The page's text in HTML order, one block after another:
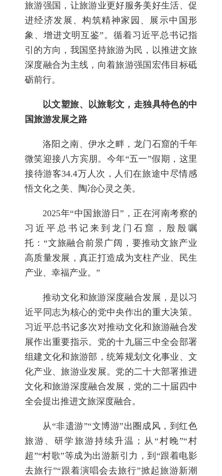
旅游强国，让旅游业更好服务美好生活、促
进经济发展、构筑精神家园、展示中国形
象、增进文明互鉴”。循着习近平总书记指
引的方向，我国坚持旅游为民，以推进文旅
深度融合为主线，向着旅游强国宏伟目标砥
砺前行。
以文塑旅、以旅彰文，走独具特色的中
国旅游发展之路
洛阳之南、伊水之畔，龙门石窟的千年
微笑迎接八方宾朋。今年“五一”假期，这里
接待游客34.4万人次，人们在旅途中尽情感
悟文化之美、陶冶心灵之美。
2025年“中国旅游日”，正在河南考察的
习近平总书记来到龙门石窟，殷殷嘱
托：“文旅融合前景广阔，要推动文旅产业
高质量发展，真正打造成为支柱产业、民生
产业、幸福产业。”
推动文化和旅游深度融合发展，是以习
近平同志为核心的党中央作出的重大决策。
习近平总书记多次对推动文化和旅游融合发
展作出重要指示。党的十九届三中全会部署
组建文化和旅游部，统筹规划文化事业、文
化产业、旅游业发展。党的二十大部署推进
文化和旅游深度融合发展，党的二十届四中
全会提出推进文旅深度融合。
从“非遗游”“文博游”出圈成风，到红色
旅游、研学旅游持续升温；从“村晚”“村
超”“村歌”等成为出游新引力，到“跟着电影
去旅行”“跟着演唱会去旅行”掀起旅游新潮